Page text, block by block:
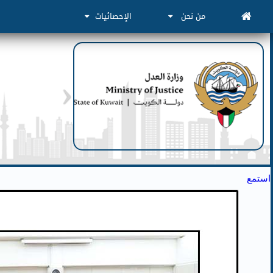
من نحن الإحصائيات
استمع